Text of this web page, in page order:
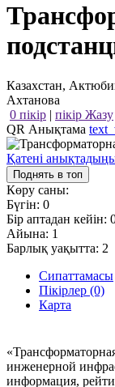
Казахстан,
Ахтанова
0 пікір | пікір Жазу
QR Анықтама
Қатені
Поднять в топ
Көру саны:
Бүгін: 0
Бір аптадан кейін:
Айына: 1
Барлық уақытта: 2
Сипаттамасы
Пікірлер (0)
Карта
инженерной
информация,